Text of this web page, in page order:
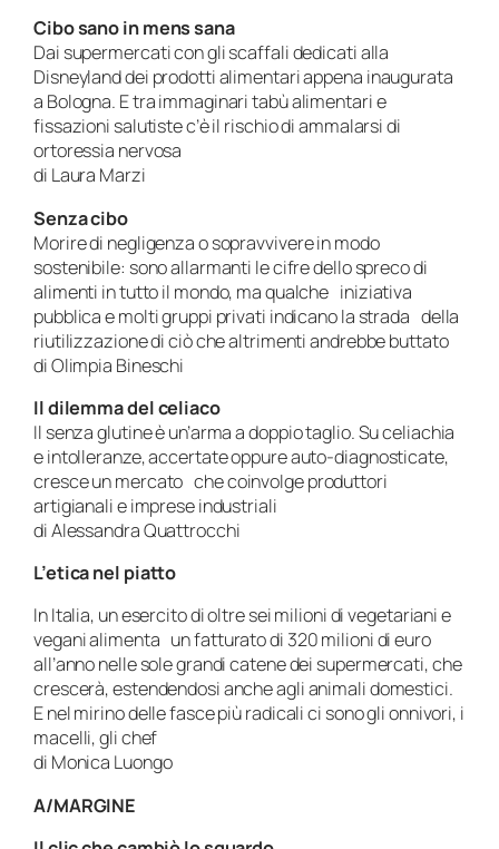
Cibo sano in mens sana
Dai supermercati con gli scaffali dedicati alla
Disneyland dei prodotti alimentari appena inaugurata
a Bologna. E tra immaginari tabù alimentari e
fissazioni salutiste c’è il rischio di ammalarsi di
ortoressia nervosa
di Laura Marzi
Senza cibo
Morire di negligenza o sopravvivere in modo
sostenibile: sono allarmanti le cifre dello spreco di
alimenti in tutto il mondo, ma qualche iniziativa
pubblica e molti gruppi privati indicano la strada della
riutilizzazione di ciò che altrimenti andrebbe buttato
di Olimpia Bineschi
Il dilemma del celiaco
Il senza glutine è un’arma a doppio taglio. Su celiachia
e intolleranze, accertate oppure auto-diagnosticate,
cresce un mercato che coinvolge produttori
artigianali e imprese industriali
di Alessandra Quattrocchi
L’etica nel piatto
In Italia, un esercito di oltre sei milioni di vegetariani e
vegani alimenta un fatturato di 320 milioni di euro
all’anno nelle sole grandi catene dei supermercati, che
crescerà, estendendosi anche agli animali domestici.
E nel mirino delle fasce più radicali ci sono gli onnivori, i
macelli, gli chef
di Monica Luongo
A/MARGINE